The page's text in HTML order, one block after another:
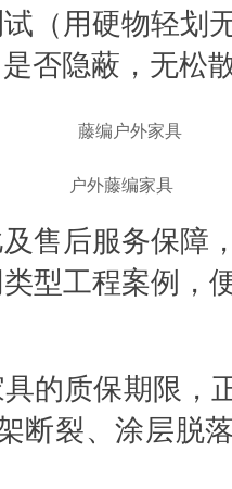
（用硬物轻划
否隐蔽，无松
户外藤编家具
售后服务保障
型工程案例，
的质保期限，
断裂、涂层脱